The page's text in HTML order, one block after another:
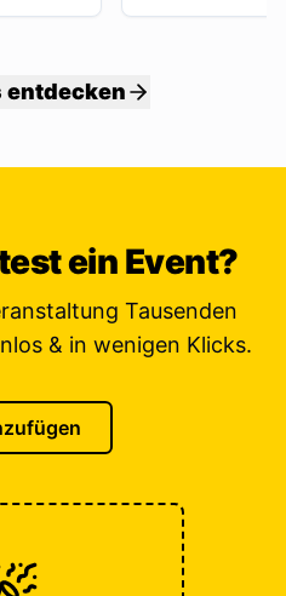
entdecken
ein Event?
Tausenden
& in wenigen Klicks.